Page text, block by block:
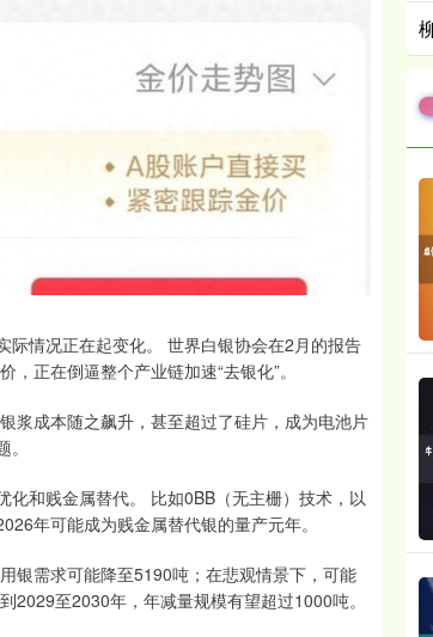
情况正在起变化。 世界白银协会在2月的报告
正在倒逼整个产业链加速“去银化”。
浆成本随之飙升，甚至超过了硅片，成为电池片
和贱金属替代。 比如0BB（无主栅）技术，以
年可能成为贱金属替代银的量产元年。
银需求可能降至5190吨；在悲观情景下，可能
至2030年，年减量规模有望超过1000吨。